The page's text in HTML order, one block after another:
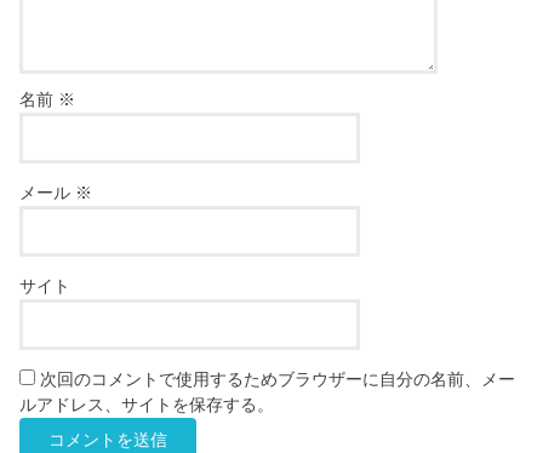
名前 ※
メール ※
サイト
次回のコメントで使用するためブラウザーに自分の名前、メー
ルアドレス、サイトを保存する。